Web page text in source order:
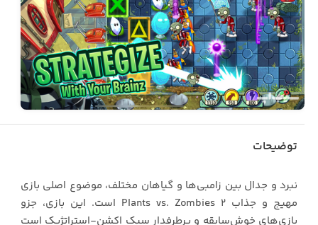
توضیحات
نبرد و جدال بین زامبی‌ها و گیاهان مختلف، موضوع اصلی بازی
مهیج و جذاب Plants vs. Zombies 2 است. این بازی، جزو
بازی‌های خوش‌سابقه و پرطرفدار سبک اکشن-استراتژیک است